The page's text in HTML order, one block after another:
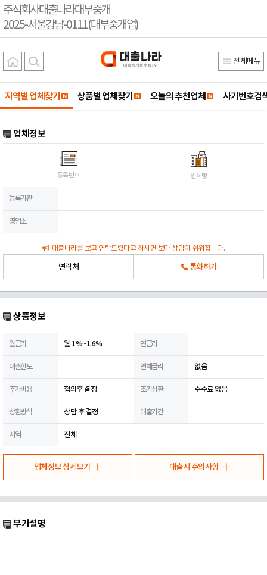
주식회사대출나라대부중개
2025-서울강남-0111(대부중개업)
전체메뉴
지역별 업체찾기 상품별 업체찾기 오늘의 추천업체 사기번호검
업체정보
등록번호 업체명
등록기관
영업소
대출나라를 보고 연락드렸다고 하시면 보다 상담이 쉬워집니다.
연락처 통화하기
상품정보
월금리 월 1%~1.6% 연금리
대출한도 연체금리 없음
추가비용 협의후 결정 조기상환 수수료 없음
상환방식 상담 후 결정 대출기간
지역 전체
업체정보 상세보기 대출시 주의사항
부가설명